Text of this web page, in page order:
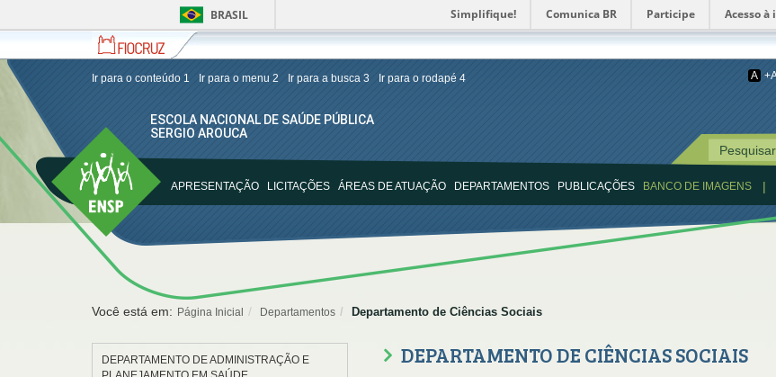
BRASIL Simplifique! Comunica BR Participe Acesso
Fiocruz
Fale
com
a
Fundação
Oswaldo
Cruz
Ir para o conteúdo 1 Ir para o menu 2 Ir para a busca 3 Ir para o rodapé 4 A
ENSP
ESCOLA NACIONAL DE SAÚDE PÚBLICA
SERGIO AROUCA
APRESENTAÇÃO LICITAÇÕES ÁREAS DE ATUAÇÃO DEPARTAMENTOS PUBLICAÇÕES BANCO DE IMAGENS |
Você está em: Página Inicial Departamentos Departamento de Ciências Sociais
DEPARTAMENTO DE ADMINISTRAÇÃO E
DEPARTAMENTO DE CIÊNCIAS SOCIAIS